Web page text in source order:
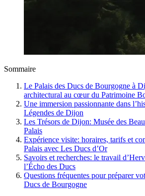
Sommaire
Le Palais des Ducs de Bourgogne à
architectural au cœur du Patrimoine
Une immersion passionnante dans
Légendes de Dijon
Les Trésors de Dijon: Musée des
Palais
Expérience visite: horaires, tarifs et
Palais avec Les Ducs d’Or
Savoirs et recherches: le travail
l’Écho des Ducs
Questions fréquentes pour préparer
Ducs de Bourgogne